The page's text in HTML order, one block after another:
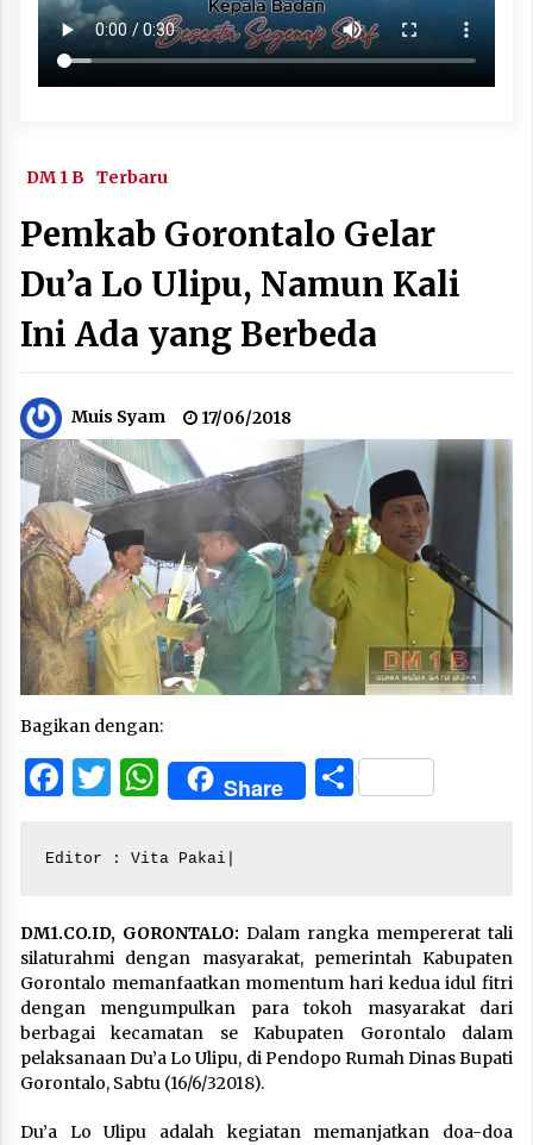
DM 1 B Terbaru
Pemkab Gorontalo Gelar
Du’a Lo Ulipu, Namun Kali
Ini Ada yang Berbeda
Muis Syam 17/06/2018
Bagikan dengan:
Facebook
Twitter
WhatsApp
Share Share
Editor : Vita Pakai|
DM1.CO.ID, GORONTALO: Dalam rangka mempererat tali
silaturahmi dengan masyarakat, pemerintah Kabupaten
Gorontalo memanfaatkan momentum hari kedua idul fitri
dengan mengumpulkan para tokoh masyarakat dari
berbagai kecamatan se Kabupaten Gorontalo dalam
pelaksanaan Du’a Lo Ulipu, di Pendopo Rumah Dinas Bupati
Gorontalo, Sabtu (16/6/32018).
Du’a Lo Ulipu adalah kegiatan memanjatkan doa-doa